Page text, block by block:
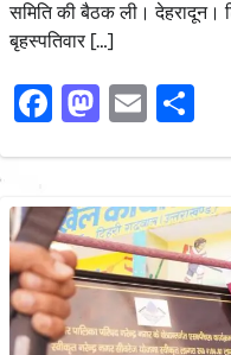
समिति की बैठक ली। देहरादून।
बृहस्पतिवार […]
Facebook
Email